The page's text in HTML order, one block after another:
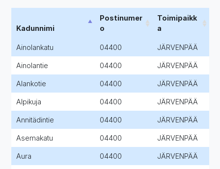
Kadunnimi
Postinumer
o
Toimipaikk
a
Ainolankatu 04400 JÄRVENPÄÄ
Ainolantie 04400 JÄRVENPÄÄ
Alankotie 04400 JÄRVENPÄÄ
Alpikuja 04400 JÄRVENPÄÄ
Annitädintie 04400 JÄRVENPÄÄ
Asemakatu 04400 JÄRVENPÄÄ
Aura 04400 JÄRVENPÄÄ